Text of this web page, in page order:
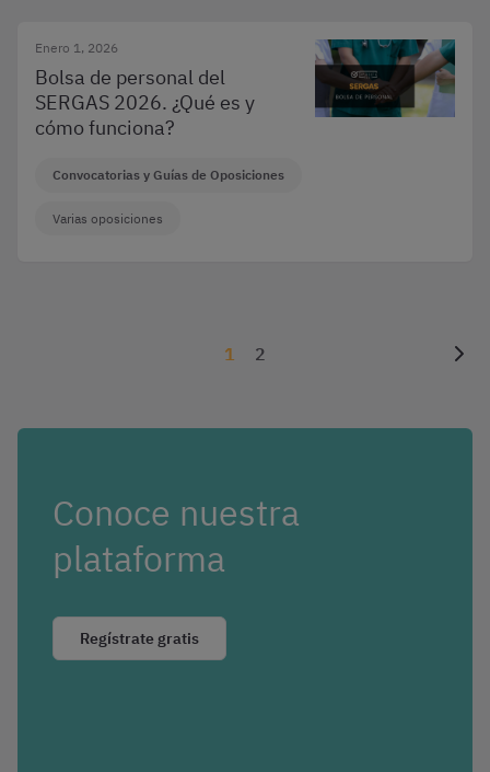
Enero 1, 2026
Bolsa de personal del
SERGAS 2026. ¿Qué es y
cómo funciona?
Convocatorias y Guías de Oposiciones
Varias oposiciones
1 2
Conoce nuestra
plataforma
Regístrate gratis